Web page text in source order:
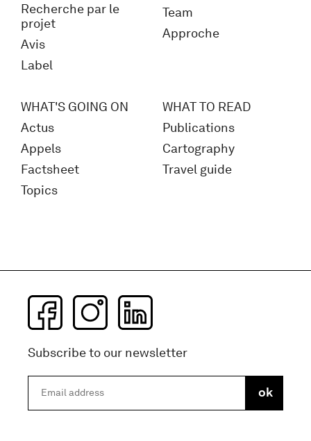
Recherche par le
projet
Avis
Label
Team
Approche
WHAT'S GOING ON
Actus
Appels
Factsheet
Topics
WHAT TO READ
Publications
Cartography
Travel guide
Subscribe to our newsletter